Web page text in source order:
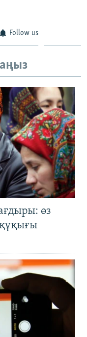
Follow us
өз